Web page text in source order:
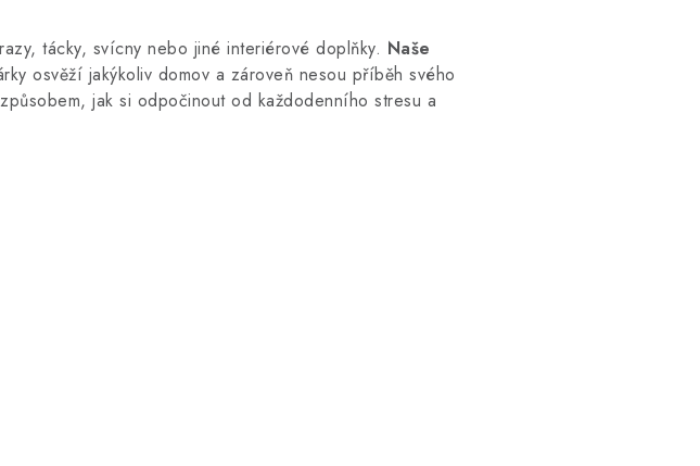
tácky, svícny nebo jiné interiérové doplňky. Naše
osvěží jakýkoliv domov a zároveň nesou příběh svého
jak si odpočinout od každodenního stresu a